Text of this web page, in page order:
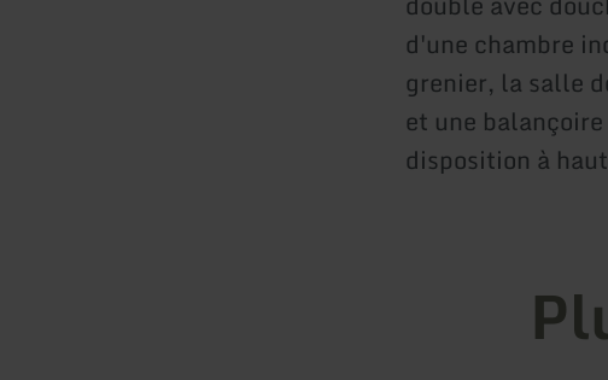
d'une chambre
grenier, la salle
et une
disposition à